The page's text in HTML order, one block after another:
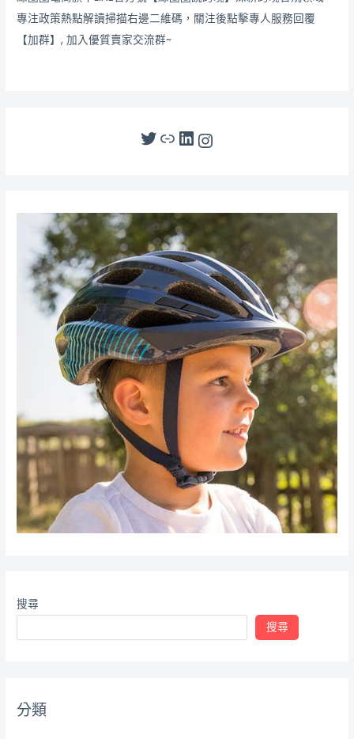
專注政策熱點解讀掃描右邊二維碼，關注後點擊專人服務回覆
【加群】, 加入優質賣家交流群~
搜尋
搜尋
分類